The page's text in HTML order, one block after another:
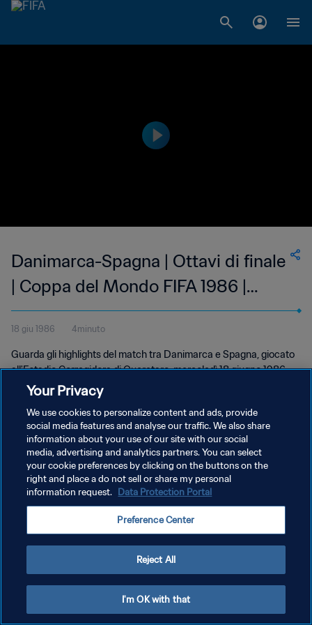
Danimarca-Spagna | Ottavi di finale
| Coppa del Mondo FIFA 1986 |
Highlights
18 giu 1986 4minuto
Guarda gli highlights del match tra Danimarca e Spagna, giocato
all'Estadio Corregidora di Queretaro, mercoledì 18 giugno 1986.
PRIVACY POLICY
TERMINI DI SERVIZIO
GESTISCI LE TUE PREFERENZE PER I COOKIES
Your Privacy
We use cookies to personalize content and ads, provide
social media features and analyse our traffic. We also share
information about your use of our site with our social
media, advertising and analytics partners. You can select
your cookie preferences by clicking on the buttons on the
right and place a do not sell or share my personal
information request. Data Protection Portal
Preference Center
Reject All
I'm OK with that